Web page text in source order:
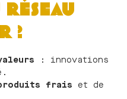
?
: innovations
frais et de